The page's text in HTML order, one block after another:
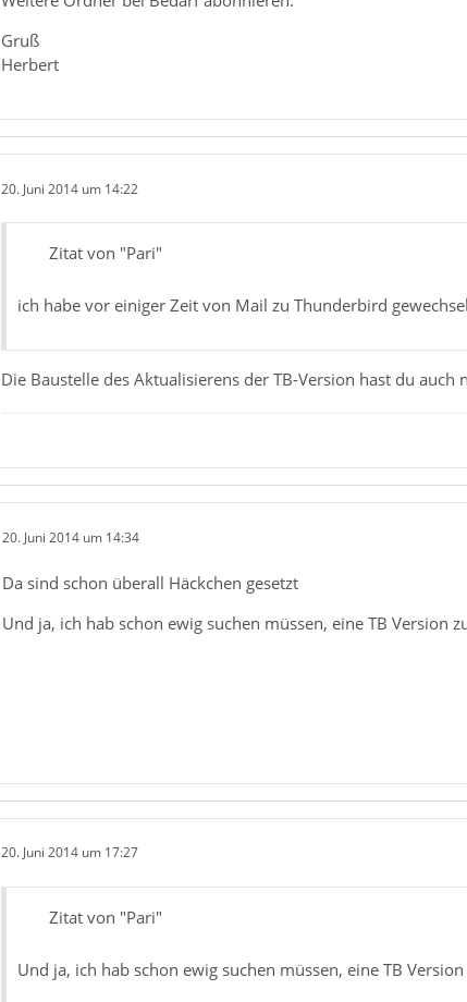
Gruß
Herbert
20. Juni 2014 um 14:22
Zitat von "Pari"
ich habe vor einiger Zeit von Mail zu Thunderbird
Die Baustelle des Aktualisierens der TB-Version hast du auch
20. Juni 2014 um 14:34
Da sind schon überall Häckchen gesetzt
Und ja, ich hab schon ewig suchen müssen, eine TB
20. Juni 2014 um 17:27
Zitat von "Pari"
Und ja, ich hab schon ewig suchen müssen, eine TB